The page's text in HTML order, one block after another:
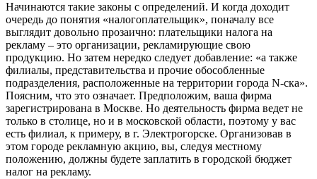
Начинаются такие законы с определений. И когда доходит
очередь до понятия «налогоплательщик», поначалу все
выглядит довольно прозаично: плательщики налога на
рекламу – это организации, рекламирующие свою
продукцию. Но затем нередко следует добавление: «а также
филиалы, представительства и прочие обособленные
подразделения, расположенные на территории города N-ска».
Поясним, что это означает. Предположим, ваша фирма
зарегистрирована в Москве. Но деятельность фирма ведет не
только в столице, но и в московской области, поэтому у вас
есть филиал, к примеру, в г. Электрогорске. Организовав в
этом городе рекламную акцию, вы, следуя местному
положению, должны будете заплатить в городской бюджет
налог на рекламу.